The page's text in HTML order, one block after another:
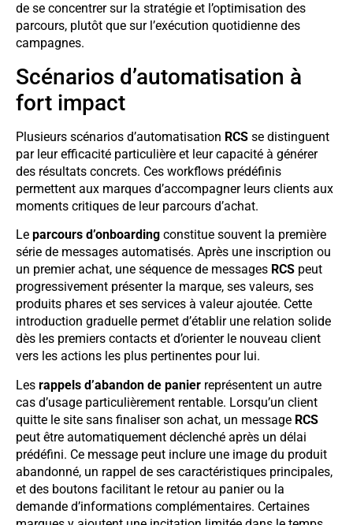
de se concentrer sur la stratégie et l’optimisation des
parcours, plutôt que sur l’exécution quotidienne des
campagnes.
Scénarios d’automatisation à
fort impact
Plusieurs scénarios d’automatisation RCS se distinguent
par leur efficacité particulière et leur capacité à générer
des résultats concrets. Ces workflows prédéfinis
permettent aux marques d’accompagner leurs clients aux
moments critiques de leur parcours d’achat.
Le parcours d’onboarding constitue souvent la première
série de messages automatisés. Après une inscription ou
un premier achat, une séquence de messages RCS peut
progressivement présenter la marque, ses valeurs, ses
produits phares et ses services à valeur ajoutée. Cette
introduction graduelle permet d’établir une relation solide
dès les premiers contacts et d’orienter le nouveau client
vers les actions les plus pertinentes pour lui.
Les rappels d’abandon de panier représentent un autre
cas d’usage particulièrement rentable. Lorsqu’un client
quitte le site sans finaliser son achat, un message RCS
peut être automatiquement déclenché après un délai
prédéfini. Ce message peut inclure une image du produit
abandonné, un rappel de ses caractéristiques principales,
et des boutons facilitant le retour au panier ou la
demande d’informations complémentaires. Certaines